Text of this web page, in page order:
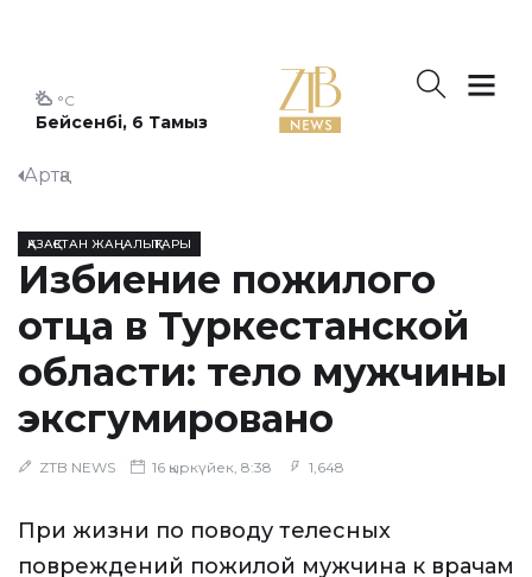
Бейсенбі, 6 Тамыз
°C
Артқа
ҚАЗАҚСТАН ЖАҢАЛЫҚТАРЫ
Избиение пожилого
отца в Туркестанской
области: тело мужчины
эксгумировано
ZTB NEWS 16 қыркүйек, 8:38 1,648
При жизни по поводу телесных
повреждений пожилой мужчина к врачам